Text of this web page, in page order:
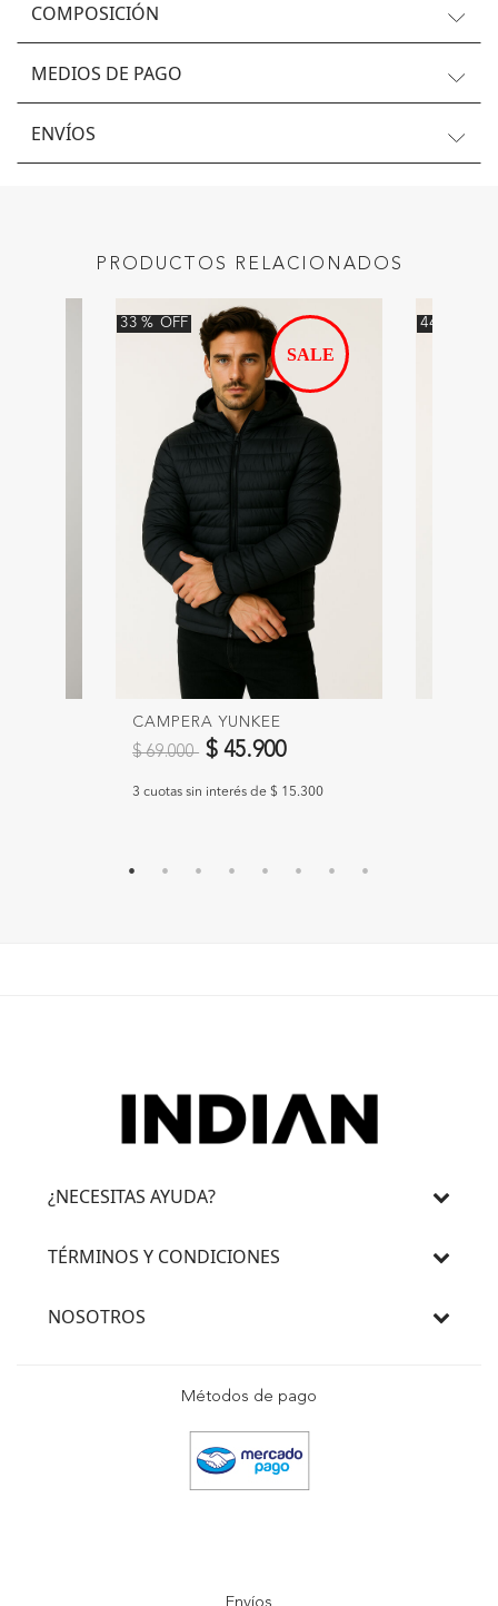
COMPOSICIÓN
MEDIOS DE PAGO
ENVÍOS
PRODUCTOS RELACIONADOS
33% OFF
CAMPERA YUNKEE
Precio reducido de
$ 69.000 a$ 45.900
3 cuotas sin interés de $ 15.300
44
¿NECESITAS AYUDA?
TÉRMINOS Y CONDICIONES
NOSOTROS
Métodos de pago